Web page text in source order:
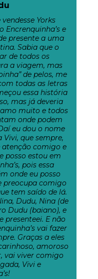
Yorks
Encrenquinha’s e
presente a uma
Sabia que o
de todos os
a viagem, mas
de pelos, me
todas as letras
essa história
mas já deveria
muito e todos
onde podem
eu dou o nome
Vivi, que sempre,
comigo e
posso estou em
pois essa
onde eu posso
preocupa comigo
tem saído de lá.
Dudu, Nina (de
Dudu (baiano), e
presenteei. E não
vai fazer
Graças a eles
amoroso
vai viver comigo
Vivi e